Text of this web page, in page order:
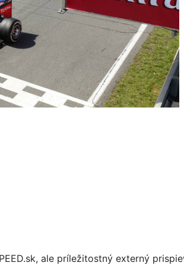
ale príležitostný externý